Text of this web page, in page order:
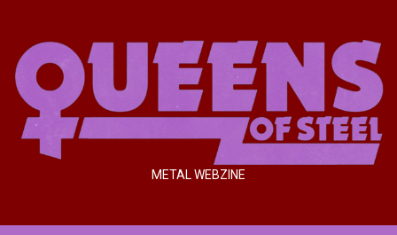
contenido
METAL WEBZINE